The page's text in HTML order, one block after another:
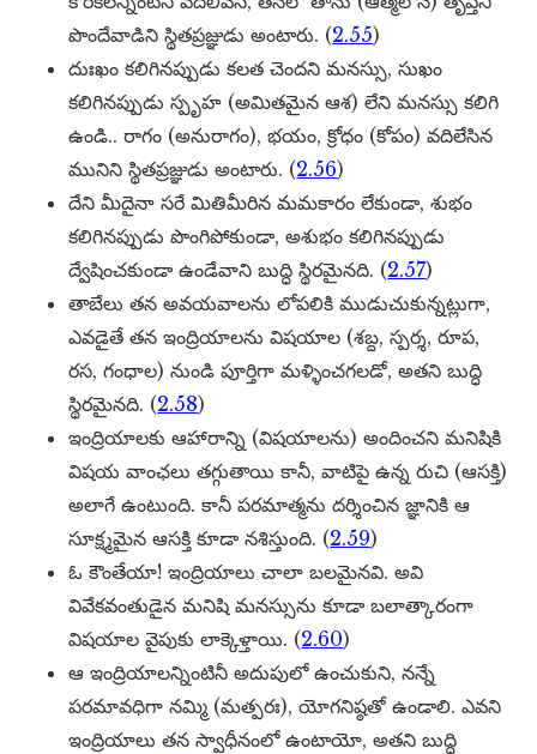
పొందేవాడిని స్థితప్రజ్ఞుడు అంటారు. (2.55)
దుఃఖం కలిగినప్పుడు కలత చెందని మనస్సు, సుఖం
కలిగినప్పుడు స్పృహ (అమితమైన ఆశ) లేని మనస్సు కలిగి
ఉండి.. రాగం (అనురాగం), భయం, క్రోధం (కోపం) వదిలేసిన
మునిని స్థితప్రజ్ఞుడు అంటారు. (2.56)
దేని మీదైనా సరే మితిమీరిన మమకారం లేకుండా, శుభం
కలిగినప్పుడు పొంగిపోకుండా, అశుభం కలిగినప్పుడు
ద్వేషించకుండా ఉండేవాని బుద్ధి స్థిరమైనది. (2.57)
తాబేలు తన అవయవాలను లోపలికి ముడుచుకున్నట్లుగా,
ఎవడైతే తన ఇంద్రియాలను విషయాల (శబ్ద, స్పర్శ, రూప,
రస, గంధాల) నుండి పూర్తిగా మళ్ళించగలడో, అతని బుద్ధి
స్థిరమైనది. (2.58)
ఇంద్రియాలకు ఆహారాన్ని (విషయాలను) అందించని మనిషికి
విషయ వాంఛలు తగ్గుతాయి కానీ, వాటిపై ఉన్న రుచి (ఆసక్తి)
అలాగే ఉంటుంది. కానీ పరమాత్మను దర్శించిన జ్ఞానికి ఆ
సూక్ష్మమైన ఆసక్తి కూడా నశిస్తుంది. (2.59)
ఓ కౌంతేయా! ఇంద్రియాలు చాలా బలమైనవి. అవి
వివేకవంతుడైన మనిషి మనస్సును కూడా బలాత్కారంగా
విషయాల వైపుకు లాక్కెళ్తాయి. (2.60)
ఆ ఇంద్రియాలన్నింటినీ అదుపులో ఉంచుకుని, నన్నే
పరమావధిగా నమ్మి (మత్పరః), యోగనిష్ఠతో ఉండాలి. ఎవని
ఇంద్రియాలు తన స్వాధీనంలో ఉంటాయో, అతని బుద్ధి